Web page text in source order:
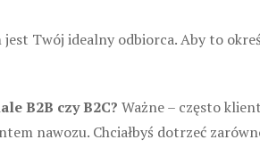
Twój idealny odbiorca. Aby to
B2B czy B2C? Ważne – często
nawozu. Chciałbyś dotrzeć